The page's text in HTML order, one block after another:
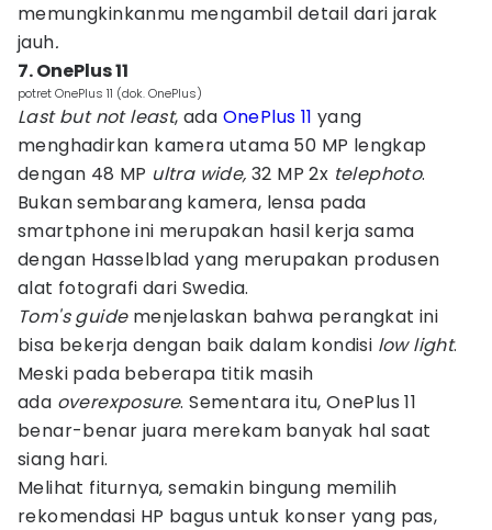
memungkinkanmu mengambil detail dari jarak
jauh.
7. OnePlus 11
potret OnePlus 11 (dok. OnePlus)
Last but not least, ada OnePlus 11 yang
menghadirkan kamera utama 50 MP lengkap
dengan 48 MP ultra wide,32 MP 2x telephoto.
Bukan sembarang kamera, lensa pada
smartphone ini merupakan hasil kerja sama
dengan Hasselblad yang merupakan produsen
alat fotografi dari Swedia.
Tom's guidemenjelaskan bahwa perangkat ini
bisa bekerja dengan baik dalam kondisi low light.
Meski pada beberapa titik masih
ada overexposure. Sementara itu, OnePlus 11
benar-benar juara merekam banyak hal saat
siang hari.
Melihat fiturnya, semakin bingung memilih
rekomendasi HP bagus untuk konser yang pas,